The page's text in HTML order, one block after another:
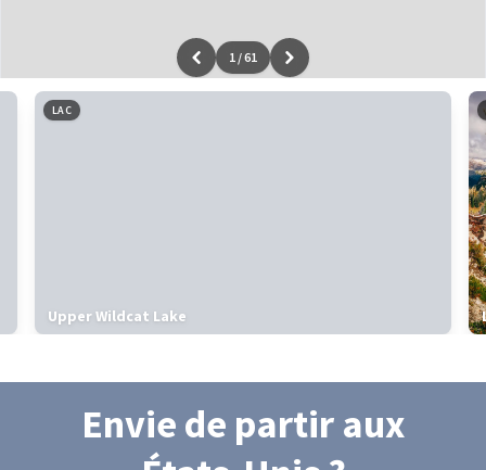
Leaflet|données ©OpenStreetMap/ODbL - renduOSM France
1 /61
LAC
Upper Wildcat Lake
Envie de partir aux